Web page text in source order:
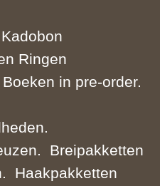
Kadobon
Ringen
Boeken in pre-order.
Breipakketten
Haakpakketten